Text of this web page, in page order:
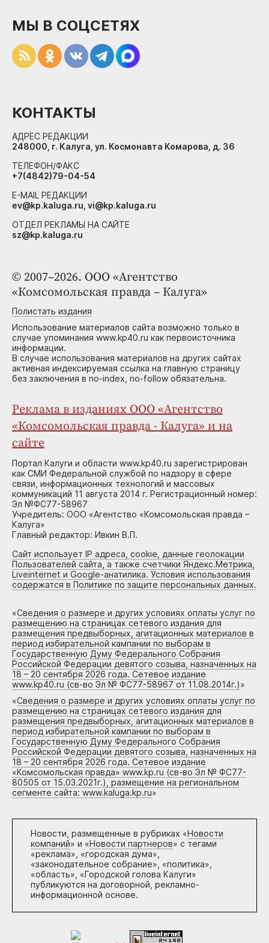
© 2007–2026. ООО «Агентство
«Комсомольская правда – Калуга»
Полистать издания
Использование материалов сайта возможно только в
случае упоминания www.kp40.ru как первоисточника
информации.
В случае использования материалов на других сайтах
активная индексируемая ссылка на главную страницу
без заключения в no-index, no-follow обязательна.
Реклама в изданиях ООО «Агентство
«Комсомольская правда - Калуга» и на
сайте
Портал Калуги и области www.kp40.ru зарегистрирован
как СМИ Федеральной службой по надзору в сфере
связи, информационных технологий и массовых
коммуникаций 11 августа 2014 г. Регистрационный номер:
Эл №ФС77-58967
Учредитель: ООО «Агентство «Комсомольская правда –
Калуга»
Главный редактор: Ивкин В.П.
Сайт использует IP адреса, cookie, данные геолокации
Пользователей сайта, а также счетчики Яндекс.Метрика,
Liveinternet и Google-анатилика. Условия использования
содержатся в Политике по защите персональных данных.
«Сведения о размере и других условиях оплаты услуг по
размещению на страницах сетевого издания для
размещения предвыборных, агитационных материалов в
период избирательной кампании по выборам в
Государственную Думу Федерального Собрания
Российской Федерации девятого созыва, назначенных на
18 – 20 сентября 2026 года. Сетевое издание
www.kp40.ru (св-во Эл № ФС77-58967 от 11.08.2014г.)»
«Сведения о размере и других условиях оплаты услуг по
размещению на страницах сетевого издания для
размещения предвыборных, агитационных материалов в
период избирательной кампании по выборам в
Государственную Думу Федерального Собрания
Российской Федерации девятого созыва, назначенных на
18 – 20 сентября 2026 года. Сетевое издание
«Комсомольская правда» www.kp.ru (св-во Эл № ФС77-
80505 от 15.03.2021г.), размещение на региональном
сегменте сайта: www.kaluga.kp.ru»
Новости, размещенные в рубриках «Новости
компаний» и «Новости партнеров» с тегами
«реклама», «городская дума»,
«законодательное собрание», «политика»,
«область», «Городской голова Калуги»
публикуются на договорной, рекламно-
информационной основе.
МЫ В СОЦСЕТЯХ
КОНТАКТЫ
АДРЕС РЕДАКЦИИ
248000, г. Калуга, ул. Космонавта Комарова, д. 36
ТЕЛЕФОН/ФАКС
+7(4842)79-04-54
E-MAIL РЕДАКЦИИ
ev@kp.kaluga.ru, vi@kp.kaluga.ru
ОТДЕЛ РЕКЛАМЫ НА САЙТЕ
sz@kp.kaluga.ru